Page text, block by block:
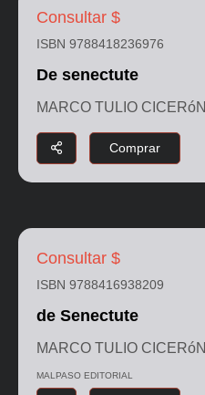
Consultar $
ISBN 9788418236976
De senectute
MARCO TULIO CICERóN
Comprar
Consultar $
ISBN 9788416938209
de Senectute
MARCO TULIO CICERóN
MALPASO EDITORIAL